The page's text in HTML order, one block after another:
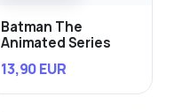
Batman The
Animated Series
13,90 EUR